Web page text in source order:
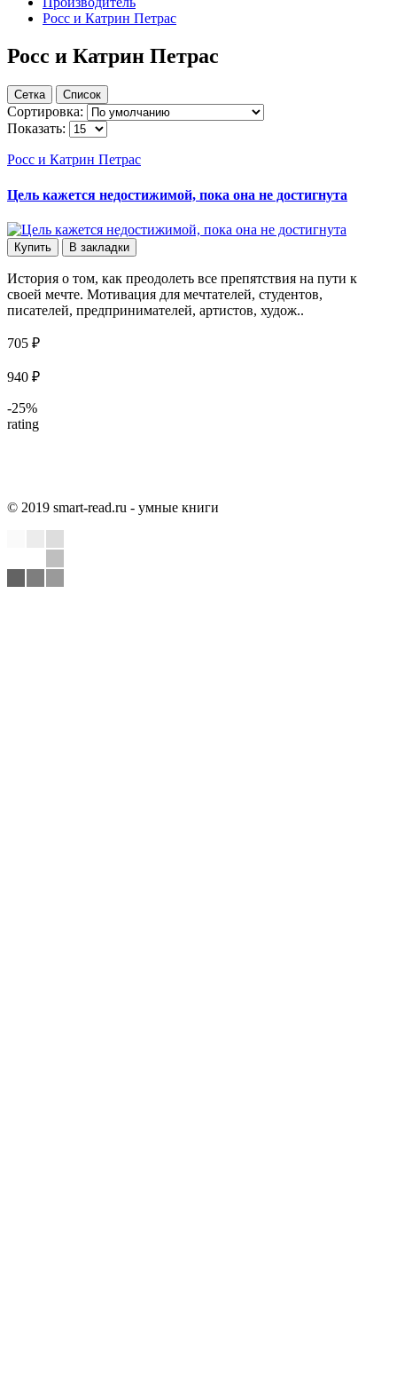
Росс и Катрин Петрас
Росс и Катрин Петрас
Сетка Список
Сортировка:
Показать:
Росс и Катрин Петрас
Цель кажется недостижимой, пока она не достигнута
Купить В закладки
История о том, как преодолеть все препятствия на пути к
своей мечте. Мотивация для мечтателей, студентов,
писателей, предпринимателей, артистов, худож..
705 ₽
940 ₽
-25%
rating
© 2019 smart-read.ru - умные книги